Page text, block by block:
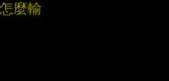
麼輸